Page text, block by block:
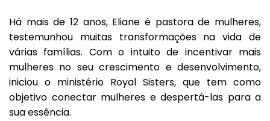
Há mais de 12 anos, Eliane é pastora de mulheres,
testemunhou muitas transformações na vida de
várias famílias. Com o intuito de incentivar mais
mulheres no seu crescimento e desenvolvimento,
iniciou o ministério Royal Sisters, que tem como
objetivo conectar mulheres e despertá-las para a
sua essência.